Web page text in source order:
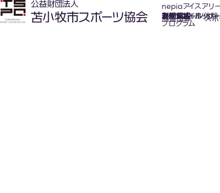
nepiaアイスアリ
氷上スポーツ体験
プログラム
お知らせ
スケジュール
フロアガイド
利用案内
利用料金
カジュアルホッケ
アクセス
加盟団体 ス